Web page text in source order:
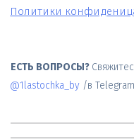
Политики
ЕСТЬ ВОПРОСЫ?
@1lastochka_by /в